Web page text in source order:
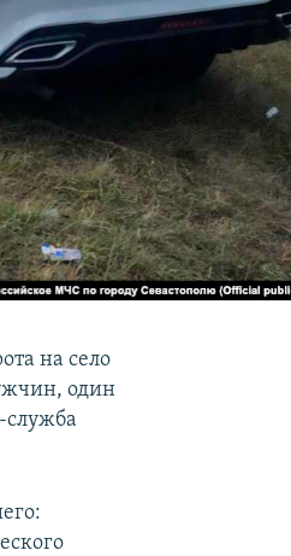
на село
один
служба